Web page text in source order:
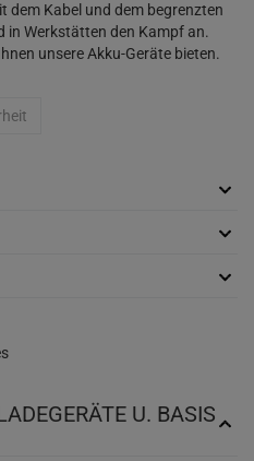
Kabel und dem begrenzten
in Werkstätten den Kampf an.
unsere Akku-Geräte bieten.
U. BASIS